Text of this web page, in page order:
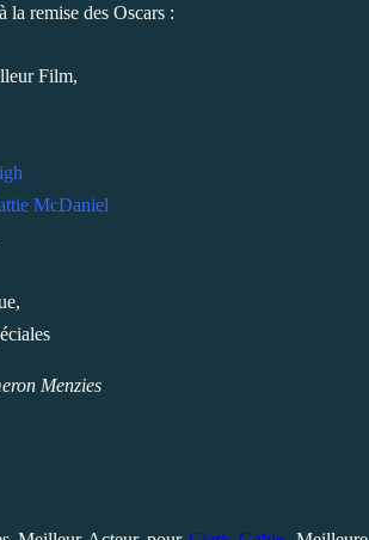
remise des Oscars :
Film,
McDaniel
Menzies